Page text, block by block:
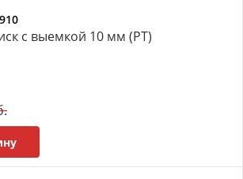
с выемкой 10 мм (РТ)